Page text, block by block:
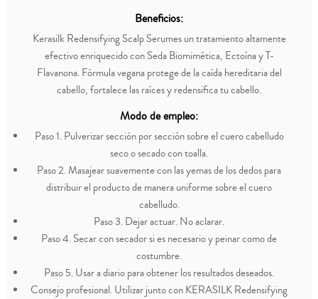
Beneficios:
Kerasilk Redensifying Scalp Serumes un tratamiento altamente
efectivo enriquecido con Seda Biomimética, Ectoína y T-
Flavanona. Fórmula vegana protege de la caída hereditaria del
cabello, fortalece las raíces y redensifica tu cabello.
Modo de empleo:
Paso 1. Pulverizar sección por sección sobre el cuero cabelludo
seco o secado con toalla.
Paso 2. Masajear suavemente con las yemas de los dedos para
distribuir el producto de manera uniforme sobre el cuero
cabelludo.
Paso 3. Dejar actuar. No aclarar.
Paso 4. Secar con secador si es necesario y peinar como de
costumbre.
Paso 5. Usar a diario para obtener los resultados deseados.
Consejo profesional. Utilizar junto con KERASILK Redensifying